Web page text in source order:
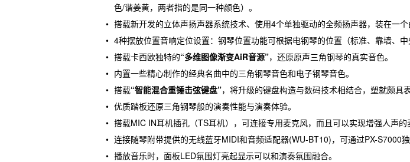
色/谐姜黄，两者指的是同一种颜色）。
搭载新开发的立体声扬声器系统技术、使用4个单独驱动的全频扬声器，装在一
4种摆放位置音响定位设置：钢琴位置功能可根据电钢琴的位置（标准、靠墙、中
搭载卡西欧独特的“多维图像渐变AiR音源”，还原原声三角钢琴的真实音色。
内置一些精心制作的经典名曲中的三角钢琴音色和电子钢琴音色。
搭载“智能混合重锤击弦键盘”，将升级的键盘构造与数码技术相结合，塑就颇具
优质踏板还原三角钢琴般的演奏性能与演奏体验。
搭载MIC IN耳机插孔（TS耳机），可连接专用麦克风，而且可以实现增强人声的
连接随琴附带提供的无线蓝牙MIDI和音频适配器(WU-BT10)，可通过PX-S7000
播放音乐时，面板LED氛围灯亮起显示可以和演奏氛围融合。